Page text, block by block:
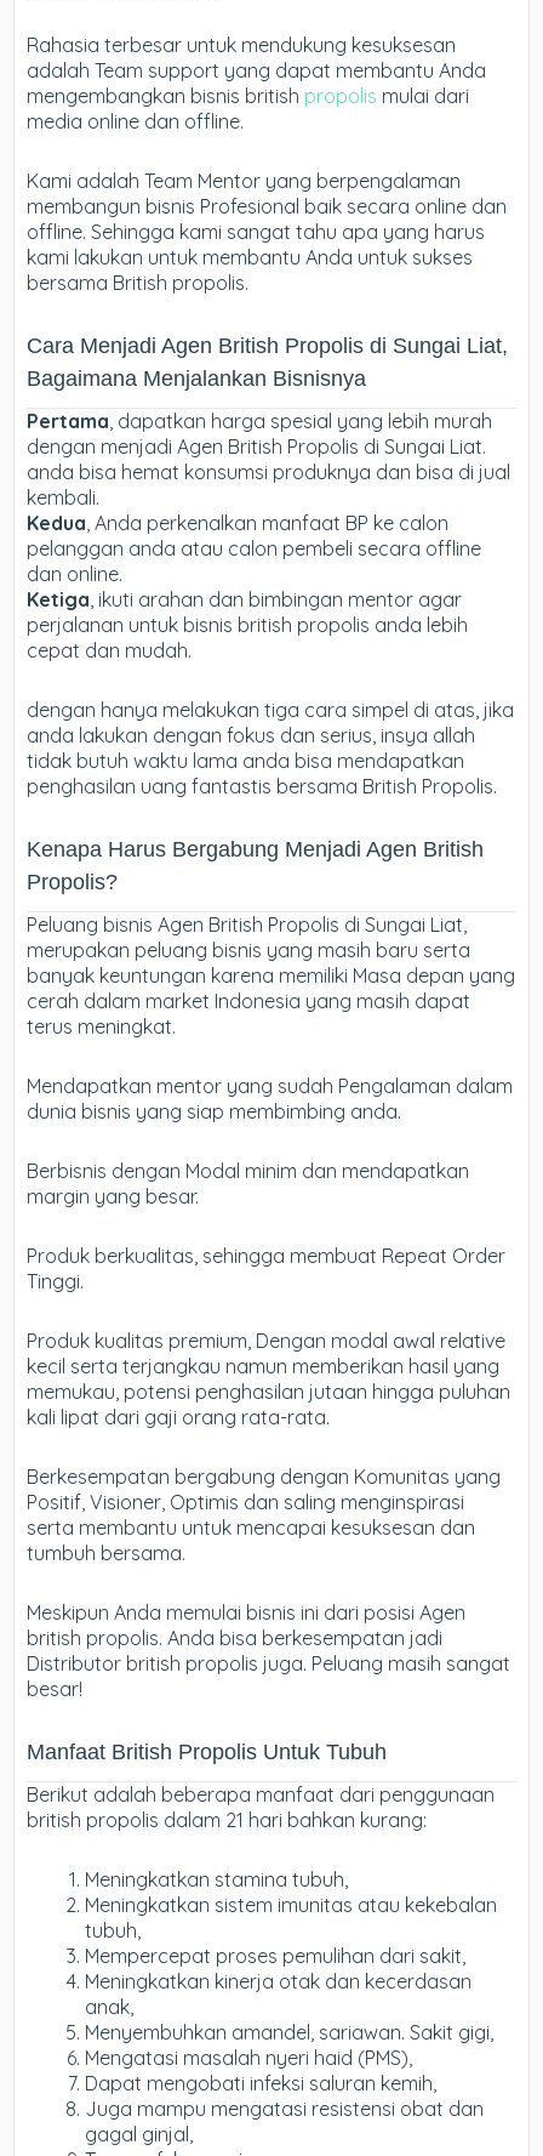
Rahasia terbesar untuk mendukung kesuksesan
adalah Team support yang dapat membantu Anda
mengembangkan bisnis british propolis mulai dari
media online dan offline.
Kami adalah Team Mentor yang berpengalaman
membangun bisnis Profesional baik secara online dan
offline. Sehingga kami sangat tahu apa yang harus
kami lakukan untuk membantu Anda untuk sukses
bersama British propolis.
Cara Menjadi Agen British Propolis di Sungai Liat,
Bagaimana Menjalankan Bisnisnya
Pertama, dapatkan harga spesial yang lebih murah
dengan menjadi Agen British Propolis di Sungai Liat.
anda bisa hemat konsumsi produknya dan bisa di jual
kembali.
Kedua, Anda perkenalkan manfaat BP ke calon
pelanggan anda atau calon pembeli secara offline
dan online.
Ketiga, ikuti arahan dan bimbingan mentor agar
perjalanan untuk bisnis british propolis anda lebih
cepat dan mudah.
dengan hanya melakukan tiga cara simpel di atas, jika
anda lakukan dengan fokus dan serius, insya allah
tidak butuh waktu lama anda bisa mendapatkan
penghasilan uang fantastis bersama British Propolis.
Kenapa Harus Bergabung Menjadi Agen British
Propolis?
Peluang bisnis Agen British Propolis di Sungai Liat,
merupakan peluang bisnis yang masih baru serta
banyak keuntungan karena memiliki Masa depan yang
cerah dalam market Indonesia yang masih dapat
terus meningkat.
Mendapatkan mentor yang sudah Pengalaman dalam
dunia bisnis yang siap membimbing anda.
Berbisnis dengan Modal minim dan mendapatkan
margin yang besar.
Produk berkualitas, sehingga membuat Repeat Order
Tinggi.
Produk kualitas premium, Dengan modal awal relative
kecil serta terjangkau namun memberikan hasil yang
memukau, potensi penghasilan jutaan hingga puluhan
kali lipat dari gaji orang rata-rata.
Berkesempatan bergabung dengan Komunitas yang
Positif, Visioner, Optimis dan saling menginspirasi
serta membantu untuk mencapai kesuksesan dan
tumbuh bersama.
Meskipun Anda memulai bisnis ini dari posisi Agen
british propolis. Anda bisa berkesempatan jadi
Distributor british propolis juga. Peluang masih sangat
besar!
Manfaat British Propolis Untuk Tubuh
Berikut adalah beberapa manfaat dari penggunaan
british propolis dalam 21 hari bahkan kurang:
Meningkatkan stamina tubuh,
Meningkatkan sistem imunitas atau kekebalan
tubuh,
Mempercepat proses pemulihan dari sakit,
Meningkatkan kinerja otak dan kecerdasan
anak,
Menyembuhkan amandel, sariawan. Sakit gigi,
Mengatasi masalah nyeri haid (PMS),
Dapat mengobati infeksi saluran kemih,
Juga mampu mengatasi resistensi obat dan
gagal ginjal,